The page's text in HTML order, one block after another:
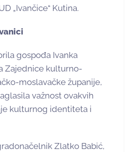
„Ivančice“ Kutina.
gospođa Ivanka
Zajednice kulturno-
moslavačke županije,
važnost ovakvih
kulturnog identiteta i
Zlatko Babić,